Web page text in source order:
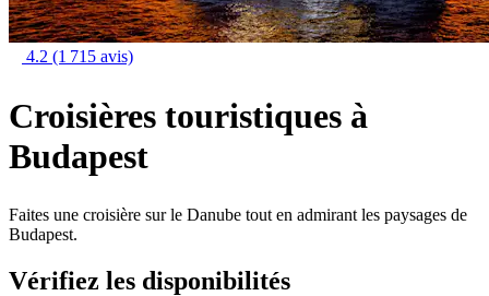
4.2 (1 715 avis)
Croisières touristiques à
Budapest
Faites une croisière sur le Danube tout en admirant les paysages de
Budapest.
Vérifiez les disponibilités